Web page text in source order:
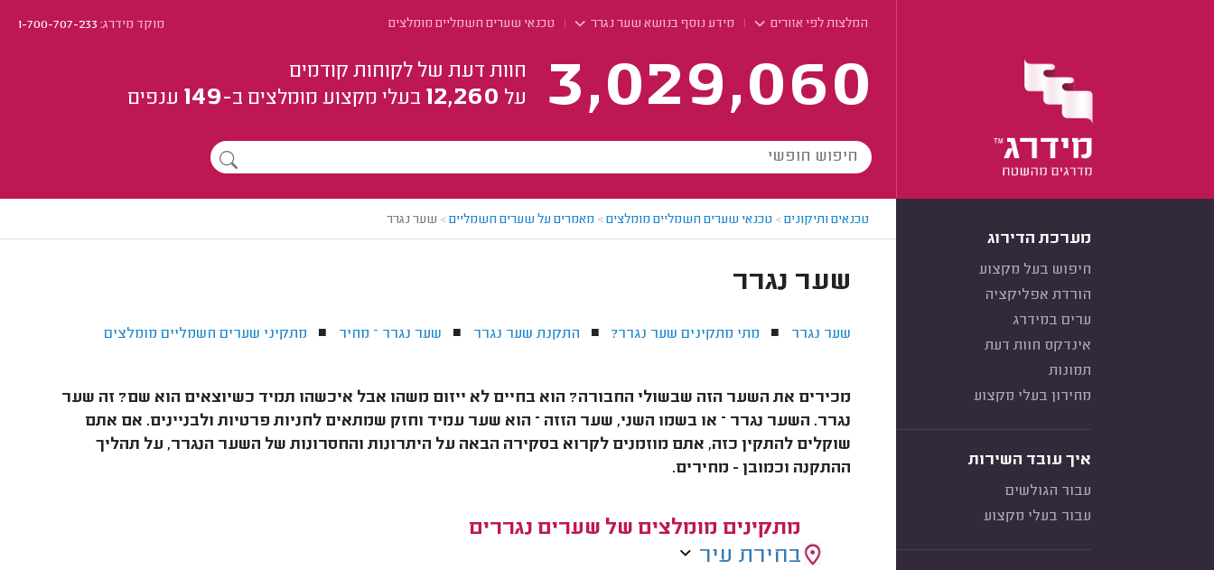
המלצות לפי אזורים מידע נוסף בנושא שער נגרר טכנאי שערים חשמליים מומלצים מוקד מידרג:1-700-707-233
3,029,060
חוות דעת של לקוחות קודמים
על 12,260 בעלי מקצוע מומלצים ב-149 ענפים
מערכת הדירוג
חיפוש בעל מקצוע
הורדת אפליקציה
ערים במידרג
אינדקס חוות דעת
תמונות
מחירון בעלי מקצוע
איך עובד השירות
עבור הגולשים
עבור בעלי מקצוע
טכנאים ותיקונים> טכנאי שערים חשמליים מומלצים> מאמרים על שערים חשמליים> שער נגרר
שער נגרר
שער נגרר ■ מתי מתקינים שער נגרר? ■ התקנת שער נגרר ■ שער נגרר – מחיר ■ מתקיני שערים חשמליים מומלצים
מכירים את השער הזה שבשולי החבורה? הוא בחיים לא ייזום משהו אבל איכשהו תמיד כשיוצאים הוא שם? זה שער
נגרר. השער נגרר – או בשמו השני, שער הזזה – הוא שער עמיד וחזק שמתאים לחניות פרטיות ולבניינים. אם אתם
שוקלים להתקין כזה, אתם מוזמנים לקרוא בסקירה הבאה על היתרונות והחסרונות של השער הנגרר, על תהליך
ההתקנה וכמובן - מחירים.
מתקינים מומלצים של שערים נגררים
בחירת עיר